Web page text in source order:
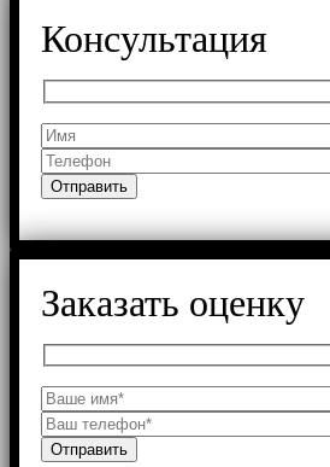
Консультация
Заказать оценку